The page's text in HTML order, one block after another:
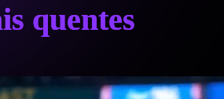
quentes